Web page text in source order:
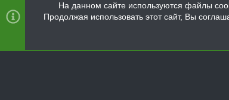
На данном сайте используются файлы
Продолжая использовать этот сайт, Вы